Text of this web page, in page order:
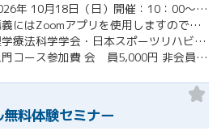
2026年 10月18日（日）開催：10：00～17：00 6時間の入門コースWebセミナー開催
講義にはZoomアプリを使用しますので受講生の皆様は各自準備をお願いいたします。
理学療法科学学会・日本スポーツリハビリテーション学会・標準徒手医学会 運動器疾患スペシャリスト実技講習会（三学会合同標準徒手医学講習会）
入門コース参加費 会 員5,000円 非会員6,000円
料体験セミナー